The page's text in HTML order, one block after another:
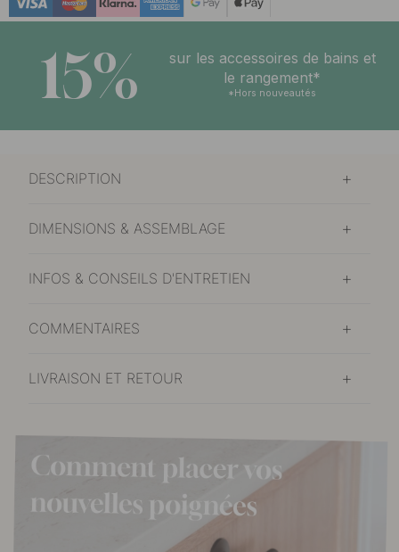
15%
sur les accessoires de bains et
le rangement*
*Hors nouveautés
DESCRIPTION
DIMENSIONS & ASSEMBLAGE
INFOS & CONSEILS D'ENTRETIEN
COMMENTAIRES
LIVRAISON ET RETOUR